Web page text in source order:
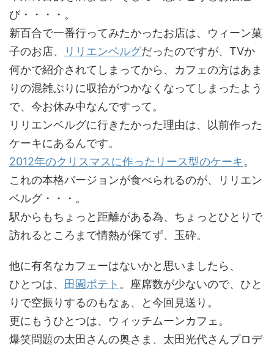
び・・・・。
新百合で一番行ってみたかったお店は、ウィーン菓
子のお店、
リリエンベルグだったのですが、TVか
何かで紹介されてしまってから、カフェの方はあま
りの混雑ぶりに収拾がつかなくなってしまったよう
で、今お休み中なんですって。
リリエンベルグに行きたかった理由は、以前作った
ケーキにあるんです。
2012年のクリスマスに作ったリース型のケーキ。
これの本格バージョンが食べられるのが、リリエン
ベルグ・・・。
駅からもちょっと距離がある為、ちょっとひとりで
訪れるところまで情熱が保てず、玉砕。
他に有名なカフェーはないかと思いましたら、
ひとつは、
田園ポテト 。座席数が少ないので、ひと
りで空振りするのもなぁ、と今回見送り。
更にもうひとつは、ウィッチムーンカフェ。
爆笑問題の太田さんの奥さま、太田光代さんプロデ